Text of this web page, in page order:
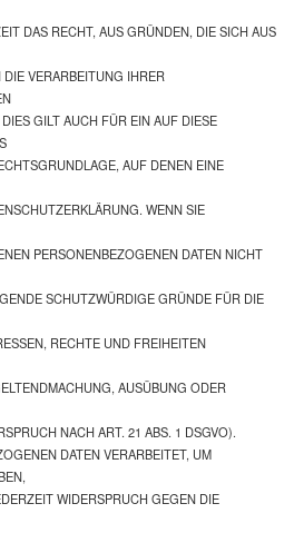
DAS RECHT, AUS GRÜNDEN, DIE SICH AUS
VERARBEITUNG IHRER
GILT AUCH FÜR EIN AUF DIESE
AUF DENEN EINE
WENN SIE
PERSONENBEZOGENEN DATEN NICHT
SCHUTZWÜRDIGE GRÜNDE FÜR DIE
RECHTE UND FREIHEITEN
AUSÜBUNG ODER
NACH ART. 21 ABS. 1 DSGVO).
DATEN VERARBEITET, UM
WIDERSPRUCH GEGEN DIE